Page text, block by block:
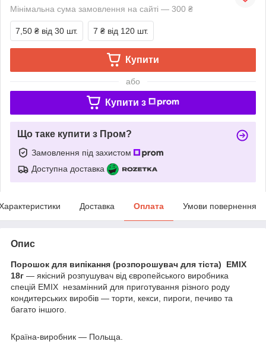
Мінімальна сума замовлення на сайті — 300 ₴
7,50 ₴ від 30 шт. 7 ₴ від 120 шт.
Купити
або
Купити з
Що таке купити з Пром?
Замовлення під захистом
Доступна доставка
Доставка Оплата Умови повернення
Опис
Порошок для випікання (розпорошувач для тіста) EMIX
18г — якісний розпушувач від європейського виробника
спецій EMIX незамінний для приготування різного роду
кондитерських виробів — торти, кекси, пироги, печиво та
багато іншого.
Країна-виробник — Польща.